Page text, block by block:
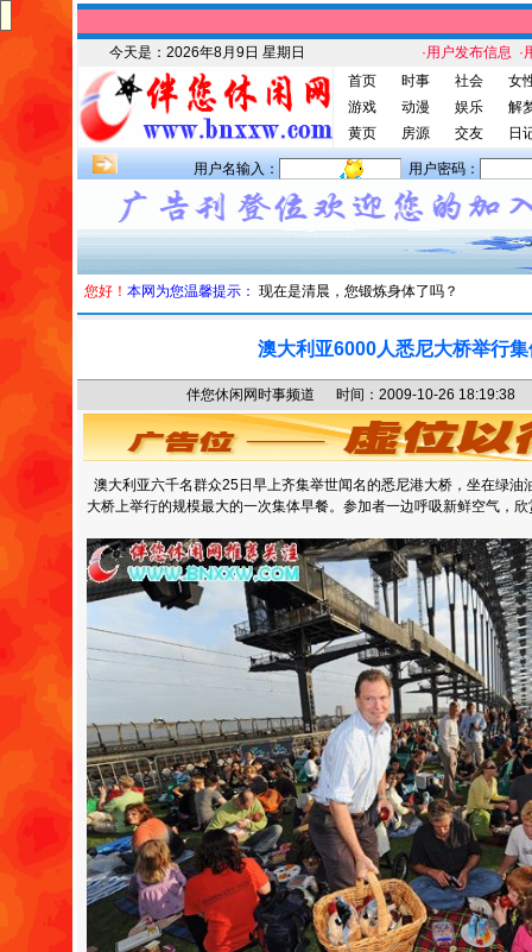
今天是： 2026年8月9日 星期日 ·用户发布信息 ·
首页
时事 社会
女
游戏
动漫 娱乐
解
黄页
房源 交友 日
用户名输入： 用户密码：
您好！ 本网为您温馨提示： 现在是清晨，您锻炼身体了吗？
澳大利亚6000人悉尼大桥举行
伴您休闲网时事频道 时间：2009-10-26
澳大利亚六千名群众25日早上齐集举世闻名的悉尼港大桥，坐在绿油
大桥上举行的规模最大的一次集体早餐。参加者一边呼吸新鲜空气，